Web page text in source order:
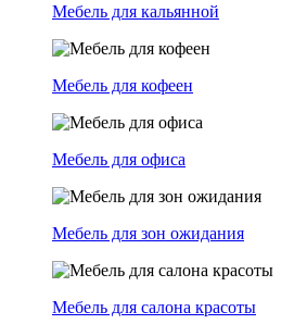
Мебель для кальянной
Мебель для кофеен
Мебель для офиса
Мебель для зон ожидания
Мебель для салона красоты